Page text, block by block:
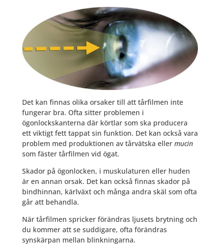
Det kan finnas olika orsaker till att tårfilmen inte
fungerar bra. Ofta sitter problemen i
ögonlockskanterna där körtlar som ska producera
ett viktigt fett tappat sin funktion. Det kan också vara
problem med produktionen av tårvätska eller mucin
som fäster tårfilmen vid ögat.
Skador på ögonlocken, i muskulaturen eller huden
är en annan orsak. Det kan också finnas skador på
bindhinnan, kärlväxt och många andra skäl som ofta
går att behandla.
När tårfilmen spricker förändras ljusets brytning och
du kommer att se suddigare, ofta förändras
synskärpan mellan blinkningarna.